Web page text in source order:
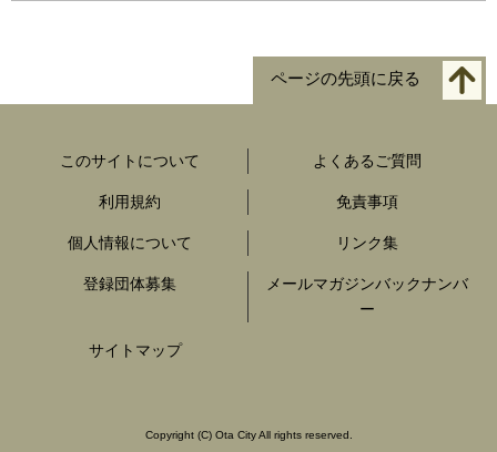
ページの先頭に戻る
このサイトについて よくあるご質問
利用規約 免責事項
個人情報について リンク集
登録団体募集
メールマガジンバックナンバ
ー
サイトマップ
Copyright (C) Ota City All rights reserved.